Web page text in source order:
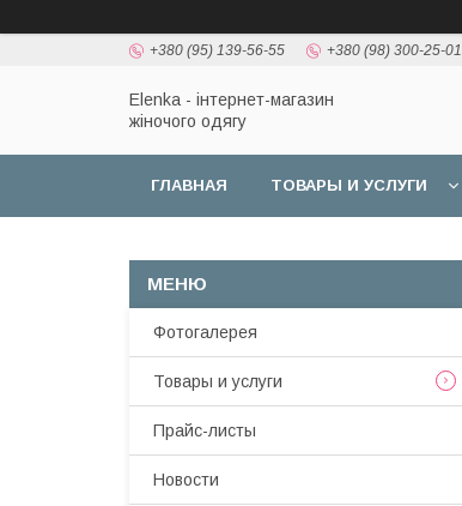
+380 (95) 139-56-55 +380 (98) 300-25-01
Elenka - інтернет-магазин
жіночого одягу
ГЛАВНАЯ ТОВАРЫ И УСЛУГИ
Фотогалерея
Товары и услуги
Прайс-листы
Новости